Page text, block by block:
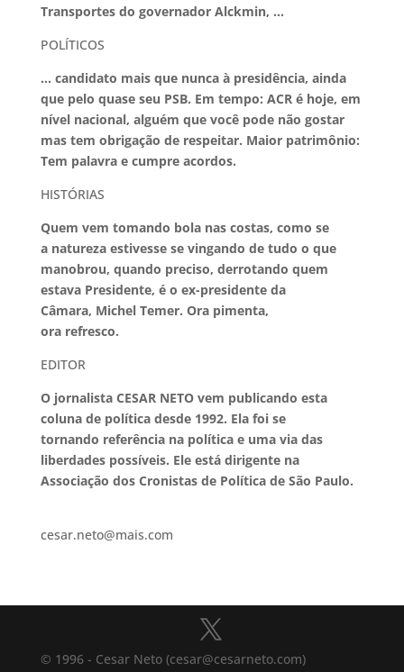
Transportes do governador Alckmin, …
POLÍTICOS
… candidato mais que nunca à presidência, ainda
que pelo quase seu PSB. Em tempo: ACR é hoje, em
nível nacional, alguém que você pode não gostar
mas tem obrigação de respeitar. Maior patrimônio:
Tem palavra e cumpre acordos.
HISTÓRIAS
Quem vem tomando bola nas costas, como se
a natureza estivesse se vingando de tudo o que
manobrou, quando preciso, derrotando quem
estava Presidente, é o ex-presidente da
Câmara, Michel Temer. Ora pimenta,
ora refresco.
EDITOR
O jornalista CESAR NETO vem publicando esta
coluna de política desde 1992. Ela foi se
tornando referência na política e uma via das
liberdades possíveis. Ele está dirigente na
Associação dos Cronistas de Política de São Paulo.
cesar.neto@mais.com
© 1996 - Cesar Neto (cesar@cesarneto.com)